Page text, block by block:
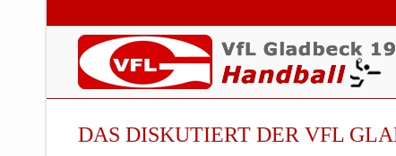
DAS DISKUTIERT DER VFL